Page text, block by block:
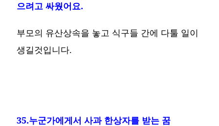
으려고 싸웠어요.
부모의 유산상속을 놓고 식구들 간에 다툴 일이
생길것입니다.
35.누군가에게서 사과 한상자를 받는 꿈